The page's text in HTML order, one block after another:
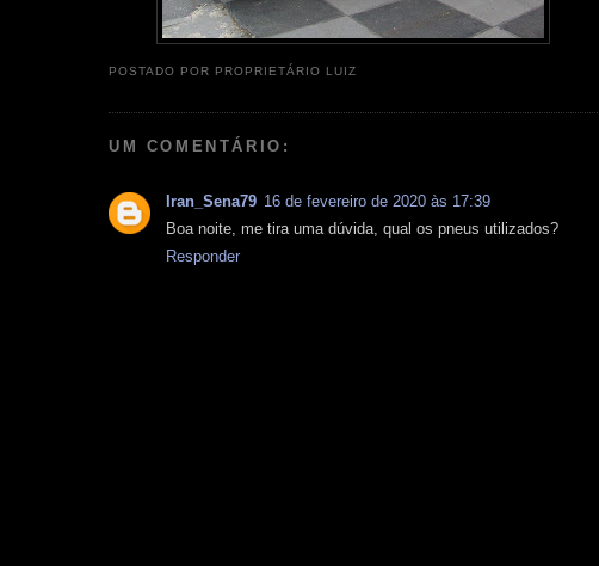
POSTADO POR PROPRIETÁRIO LUIZ
UM COMENTÁRIO:
Iran_Sena79 16 de fevereiro de 2020 às 17:39
Boa noite, me tira uma dúvida, qual os pneus utilizados?
Responder